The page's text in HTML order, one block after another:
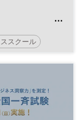
スクール